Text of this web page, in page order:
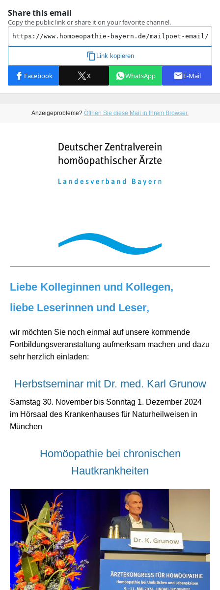
Anzeigeprobleme? Öffnen Sie diese Mail in Ihrem Browser.
Liebe Kolleginnen und Kollegen,
liebe Leserinnen und Leser,
wir möchten Sie noch einmal auf unsere kommende
Fortbildungsveranstaltung aufmerksam machen und dazu
sehr herzlich einladen:
Herbstseminar mit Dr. med. Karl Grunow
Samstag 30. November bis Sonntag 1. Dezember 2024
im Hörsaal des Krankenhauses für Naturheilweisen in
München
Homöopathie bei chronischen
Hautkrankheiten